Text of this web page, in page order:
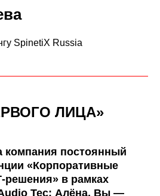
SpinetiX Russia
ЛИЦА»
компания постоянный
«Корпоративные
решения» в рамках
Tec; Алёна, Вы —